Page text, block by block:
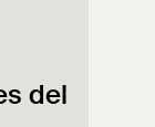
del